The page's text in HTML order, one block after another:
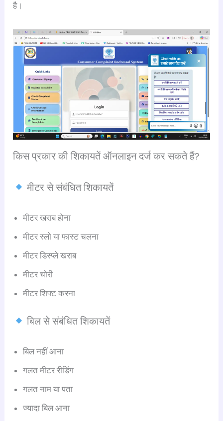
है।
किस प्रकार की शिकायतें ऑनलाइन दर्ज कर सकते हैं?
मीटर से संबंधित शिकायतें
मीटर खराब होना
मीटर स्लो या फास्ट चलना
मीटर डिस्प्ले खराब
मीटर चोरी
मीटर शिफ्ट करना
बिल से संबंधित शिकायतें
बिल नहीं आना
गलत मीटर रीडिंग
गलत नाम या पता
ज्यादा बिल आना